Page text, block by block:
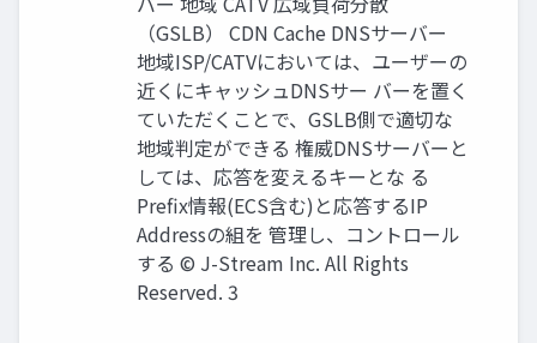
（GSLB） CDN Cache DNSサーバー
地域ISP/CATVにおいては、ユーザーの
近くにキャッシュDNSサー バーを置く
ていただくことで、GSLB側で適切な
地域判定ができる 権威DNSサーバーと
しては、応答を変えるキーとな る
Prefix情報(ECS含む)と応答するIP
Addressの組を 管理し、コントロール
する © J-Stream Inc. All Rights
Reserved. 3